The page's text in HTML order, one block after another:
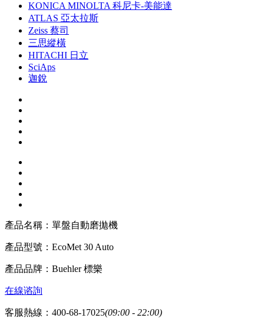
KONICA MINOLTA 科尼卡-美能達
ATLAS 亞太拉斯
Zeiss 蔡司
三思縱橫
HITACHI 日立
SciAps
迦銳
產品名稱： 單盤自動磨拋機
產品型號： EcoMet 30 Auto
產品品牌： Buehler 標樂
在線谘詢
客服熱線：400-68-17025(09:00 - 22:00)